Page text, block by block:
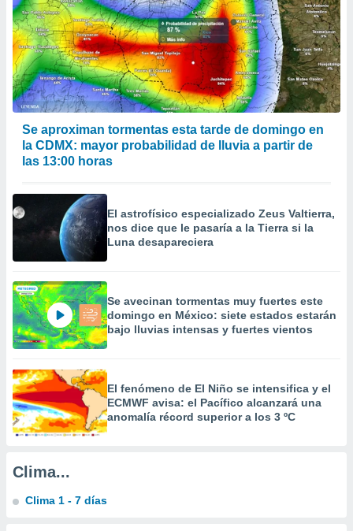
en
de
un
datos
perfiles
crear un
la
contenido
medir el
de la
el
de
de
Se aproximan tormentas esta tarde de domingo en
la CDMX: mayor probabilidad de lluvia a partir de
las 13:00 horas
El astrofísico especializado Zeus Valtierra,
nos dice que le pasaría a la Tierra si la
Luna desapareciera
Se avecinan tormentas muy fuertes este
domingo en México: siete estados estarán
bajo lluvias intensas y fuertes vientos
El fenómeno de El Niño se intensifica y el
ECMWF avisa: el Pacífico alcanzará una
anomalía récord superior a los 3 ºC
Clima...
Clima 1 - 7 días